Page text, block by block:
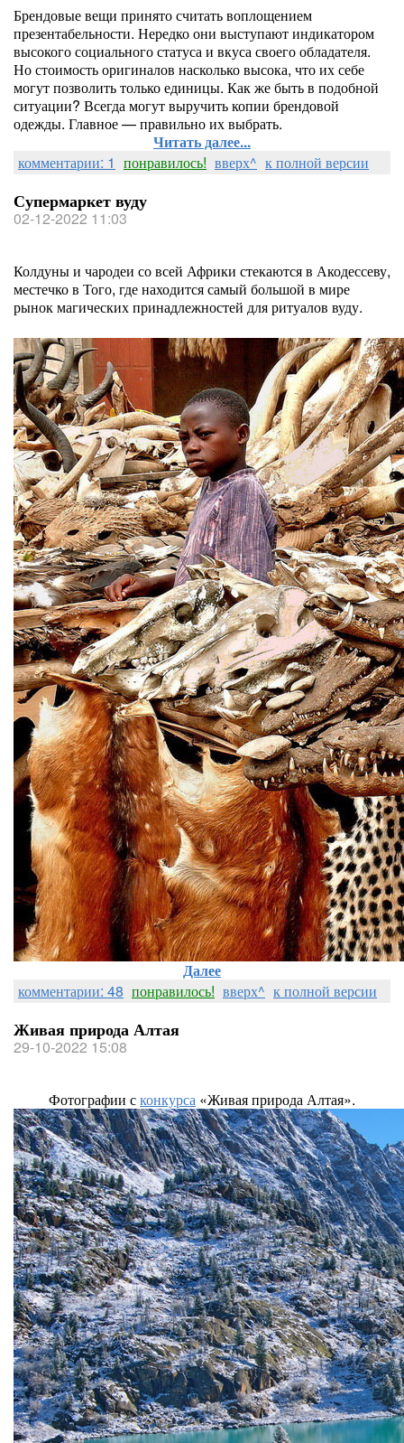
Брендовые вещи принято считать воплощением
презентабельности. Нередко они выступают индикатором
высокого социального статуса и вкуса своего обладателя.
Но стоимость оригиналов насколько высока, что их себе
могут позволить только единицы. Как же быть в подобной
ситуации? Всегда могут выручить копии брендовой
одежды. Главное — правильно их выбрать.
Читать далее...
комментарии: 1 понравилось! вверх^ к полной версии
Супермаркет вуду
02-12-2022 11:03
Колдуны и чародеи со всей Африки стекаются в Акодессеву,
местечко в Того, где находится самый большой в мире
рынок магических принадлежностей для ритуалов вуду.
Далее
комментарии: 48 понравилось! вверх^ к полной версии
Живая природа Алтая
29-10-2022 15:08
Фотографии сконкурса «Живая природа Алтая».